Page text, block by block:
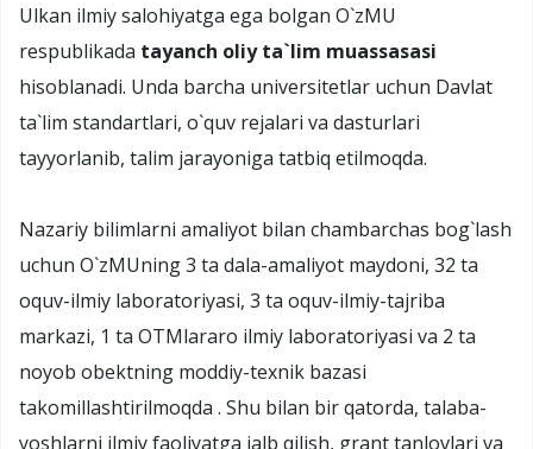
Ulkan ilmiy salohiyatga ega bolgan O`zMU
respublikada tayanch oliy ta`lim muassasasi
hisoblanadi. Unda barcha universitetlar uchun Davlat
ta`lim standartlari, o`quv rejalari va dasturlari
tayyorlanib, talim jarayoniga tatbiq etilmoqda.
Nazariy bilimlarni amaliyot bilan chambarchas bog`lash
uchun O`zMUning 3 ta dala-amaliyot maydoni, 32 ta
oquv-ilmiy laboratoriyasi, 3 ta oquv-ilmiy-tajriba
markazi, 1 ta OTMlararo ilmiy laboratoriyasi va 2 ta
noyob obektning moddiy-texnik bazasi
takomillashtirilmoqda . Shu bilan bir qatorda, talaba-
yoshlarni ilmiy faoliyatga jalb qilish, grant tanlovlari va